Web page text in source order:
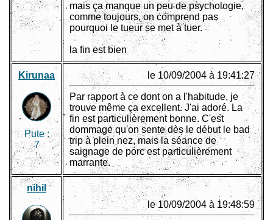
mais ça manque un peu de psychologie,
comme toujours, on comprend pas
pourquoi le tueur se met à tuer.
la fin est bien
Kirunaa
Pute :
7
le 10/09/2004 à 19:41:27
Par rapport à ce dont on a l'habitude, je
trouve même ça excellent. J'ai adoré. La
fin est particulièrement bonne. C'est
dommage qu'on sente dès le début le bad
trip à plein nez, mais la séance de
saignage de porc est particulièrement
marrante.
nihil
le 10/09/2004 à 19:48:59